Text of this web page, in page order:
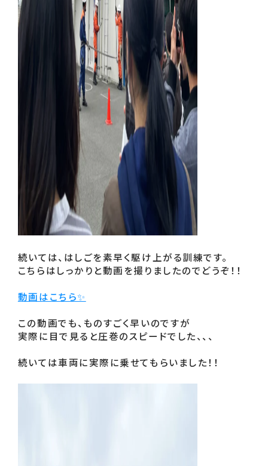
続いては、はしごを素早く駆け上がる訓練です。
こちらはしっかりと動画を撮りましたのでどうぞ！！
動画はこちら✨
この動画でも、ものすごく早いのですが
実際に目で見ると圧巻のスピードでした、、、
続いては車両に実際に乗せてもらいました！！